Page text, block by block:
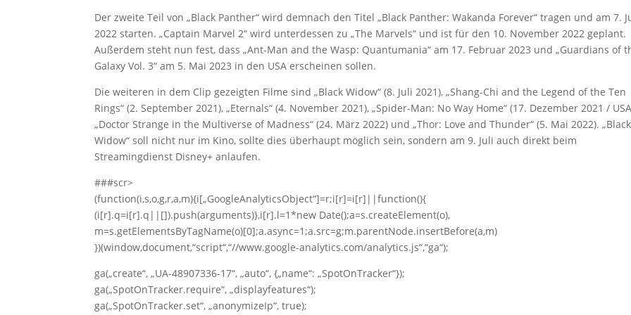
Der zweite Teil von „Black Panther“ wird demnach den Titel „Black Panther: Wakanda Forever“ tragen und am 7.
2022 starten. „Captain Marvel 2“ wird unterdessen zu „The Marvels“ und ist für den 10. November 2022 geplant.
Außerdem steht nun fest, dass „Ant-Man and the Wasp: Quantumania“ am 17. Februar 2023 und „Guardians of
Galaxy Vol. 3“ am 5. Mai 2023 in den USA erscheinen sollen.
Die weiteren in dem Clip gezeigten Filme sind „Black Widow“ (8. Juli 2021), „Shang-Chi and the Legend of the Ten
Rings“ (2. September 2021), „Eternals“ (4. November 2021), „Spider-Man: No Way Home“ (17. Dezember 2021 /
„Doctor Strange in the Multiverse of Madness“ (24. März 2022) und „Thor: Love and Thunder“ (5. Mai 2022). „Black
Widow“ soll nicht nur im Kino, sollte dies überhaupt möglich sein, sondern am 9. Juli auch direkt beim
Streamingdienst Disney+ anlaufen.
###scr>
(function(i,s,o,g,r,a,m){i[„GoogleAnalyticsObject“]=r;i[r]=i[r]||function(){
(i[r].q=i[r].q||[]).push(arguments)},i[r].l=1*new Date();a=s.createElement(o),
m=s.getElementsByTagName(o)[0];a.async=1;a.src=g;m.parentNode.insertBefore(a,m)
})(window,document,“script“,“//www.google-analytics.com/analytics.js“,“ga“);
ga(„create“, „UA-48907336-17“, „auto“, {„name“: „SpotOnTracker“});
ga(„SpotOnTracker.require“, „displayfeatures“);
ga(„SpotOnTracker.set“, „anonymizeIp“, true);